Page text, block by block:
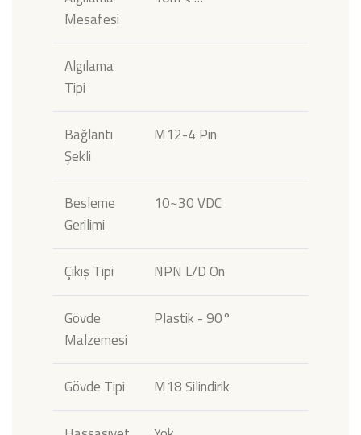
Mesafesi
Algılama
Tipi
Bağlantı
Şekli
M12-4 Pin
Besleme
Gerilimi
10~30 VDC
Çıkış Tipi NPN L/D On
Gövde
Malzemesi
Plastik - 90°
Gövde Tipi M18 Silindirik